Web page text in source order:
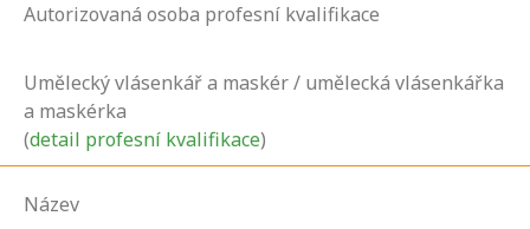
Autorizovaná osoba profesní kvalifikace
Umělecký vlásenkář a maskér / umělecká vlásenkářka
a maskérka
(detail profesní kvalifikace)
Název